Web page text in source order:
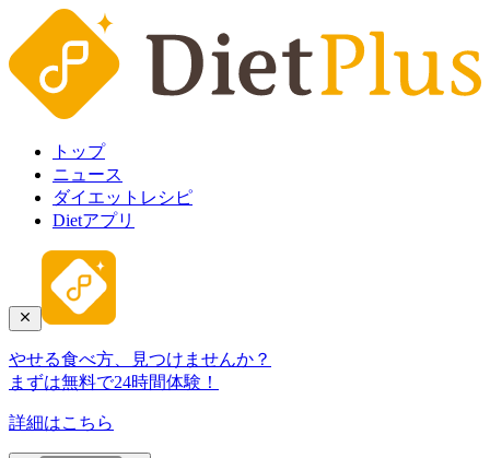
トップ
ニュース
ダイエットレシピ
Dietアプリ
やせる食べ方、見つけませんか？
まずは無料で24時間体験！
詳細はこちら